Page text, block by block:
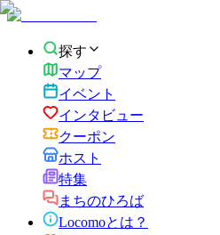
探す
マップ
イベント
インタビュー
クーポン
ホスト
特集
まちのひろば
Locomoとは？